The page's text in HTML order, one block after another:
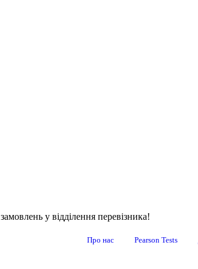
у відділення перевізника!
Про нас Pearson Tests